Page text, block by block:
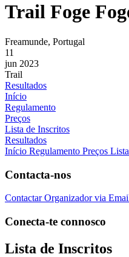
Trail Foge
Freamunde, Portugal
11
jun 2023
Trail
Resultados
Início
Regulamento
Preços
Lista de Inscritos
Resultados
Início Regulamento Preços
Contacta-nos
Contactar Organizador via
Conecta-te connosco
Lista de Inscritos